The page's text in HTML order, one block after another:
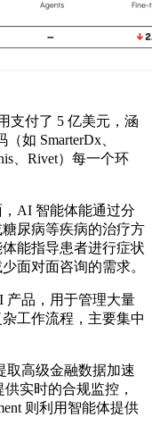
付了 5 亿美元，涵
如 SmarterDx、
、Rivet）每一个环
AI 智能体能通过分
尿病等疾病的治疗方
能指导患者进行症状
面对面咨询的需求。
品，用于管理大量
工作流程，主要集中
高级金融数据加速
实时的合规监控，
则利用智能体提供